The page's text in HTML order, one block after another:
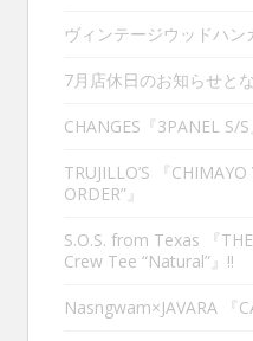
ヴィンテージウッドハン
7月店休日のお知らせとな
CHANGES『3PANEL S/S
TRUJILLO’S 『CHIMAYO
ORDER”』
S.O.S. from Texas 『
Crew Tee “Natural”』‼︎
Nasngwam×JAVARA 『